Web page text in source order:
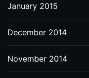
January 2015
December 2014
November 2014